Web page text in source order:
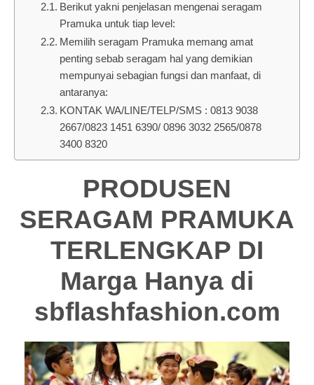
Berikut yakni penjelasan mengenai seragam
Pramuka untuk tiap level:
Memilih seragam Pramuka memang amat
penting sebab seragam hal yang demikian
mempunyai sebagian fungsi dan manfaat, di
antaranya:
KONTAK WA/LINE/TELP/SMS : 0813 9038
2667/0823 1451 6390/ 0896 3032 2565/0878
3400 8320
PRODUSEN
SERAGAM PRAMUKA
TERLENGKAP DI
Marga Hanya di
sbflashfashion.com